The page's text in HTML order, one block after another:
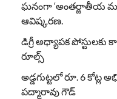
ఘనంగా ‘అంతర్జాతీయ
ఆవిష్కరణ.
డిగ్రీ అధ్యాపక పోస్టులకు
రూల్స్
అడ్డగుట్టలో రూ. 6 కోట్ల
పద్మారావు గౌడ్